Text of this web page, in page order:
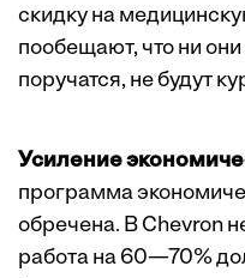
скидку на
пообещают, что ни они
поручатся, не будут
Усиление
программа
обречена. В Chevron
работа на 60—70%